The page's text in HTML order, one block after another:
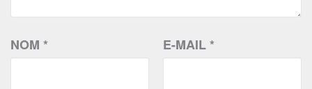
NOM * E-MAIL*